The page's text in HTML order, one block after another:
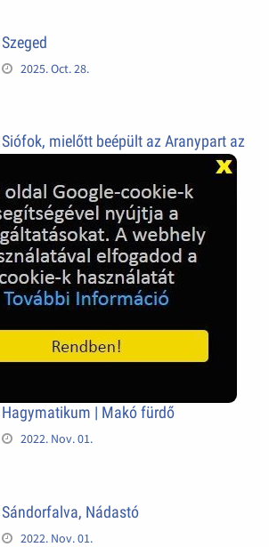
Szeged
2025. Oct. 28.
Siófok, mielőtt beépült az Aranypart az
2024. Nov. 17.
Barcelona, Spanyolország
2022. Dec. 04.
Hagymatikum | Makó fürdő
2022. Nov. 01.
Sándorfalva, Nádastó
2022. Nov. 01.